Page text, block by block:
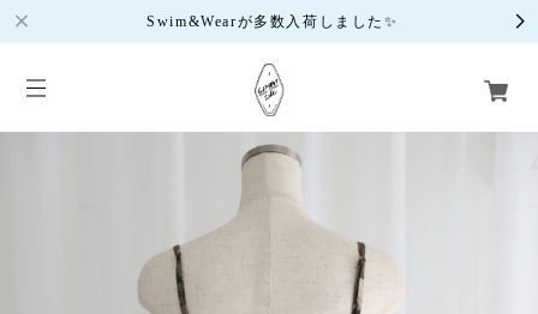
Swim&Wearが多数入荷しました✨